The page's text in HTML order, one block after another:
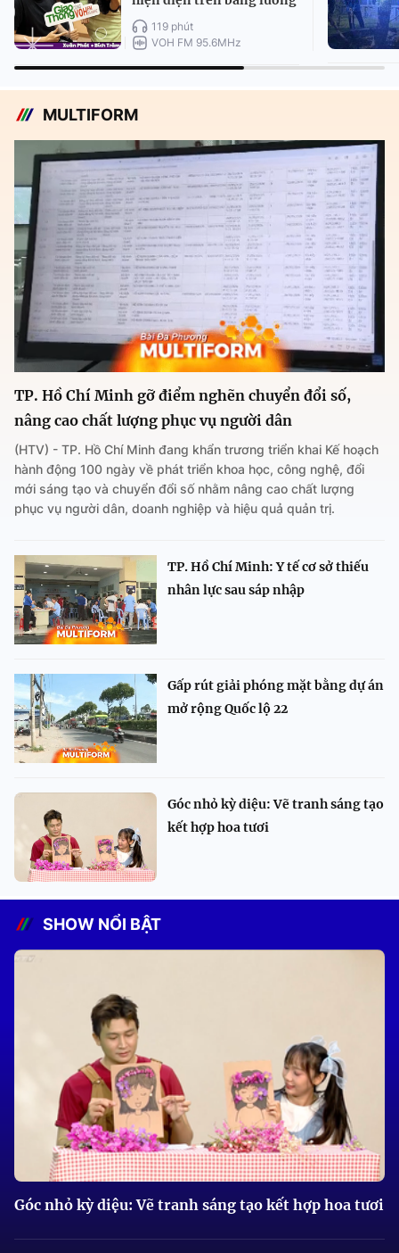
119 phút
VOH FM 95.6MHz
MULTIFORM
TP. Hồ Chí Minh gỡ điểm nghẽn chuyển đổi số,
nâng cao chất lượng phục vụ người dân
(HTV) - TP. Hồ Chí Minh đang khẩn trương triển khai Kế hoạch
hành động 100 ngày về phát triển khoa học, công nghệ, đổi
mới sáng tạo và chuyển đổi số nhằm nâng cao chất lượng
phục vụ người dân, doanh nghiệp và hiệu quả quản trị.
TP. Hồ Chí Minh: Y tế cơ sở thiếu
nhân lực sau sáp nhập
Gấp rút giải phóng mặt bằng dự án
mở rộng Quốc lộ 22
Góc nhỏ kỳ diệu: Vẽ tranh sáng tạo
kết hợp hoa tươi
SHOW NỔI BẬT
Góc nhỏ kỳ diệu: Vẽ tranh sáng tạo kết hợp hoa tươi